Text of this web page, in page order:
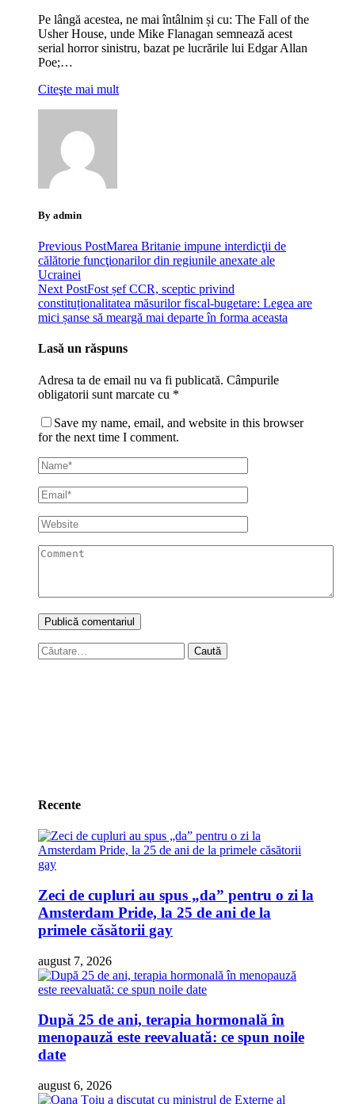
Pe lângă acestea, ne mai întâlnim și cu: The Fall of the
Usher House, unde Mike Flanagan semnează acest
serial horror sinistru, bazat pe lucrările lui Edgar Allan
Poe;…
Citeşte mai mult
By admin
Previous PostMarea Britanie impune interdicţii de
călătorie funcţionarilor din regiunile anexate ale
Ucrainei
Next PostFost șef CCR, sceptic privind
constituționalitatea măsurilor fiscal-bugetare: Legea are
mici șanse să meargă mai departe în forma aceasta
Lasă un răspuns
Adresa ta de email nu va fi publicată. Câmpurile
obligatorii sunt marcate cu *
Save my name, email, and website in this browser
for the next time I comment.
Caută
după:
Recente
Zeci de cupluri au spus „da” pentru o zi la
Amsterdam Pride, la 25 de ani de la
primele căsătorii gay
august 7, 2026
După 25 de ani, terapia hormonală în
menopauză este reevaluată: ce spun noile
date
august 6, 2026